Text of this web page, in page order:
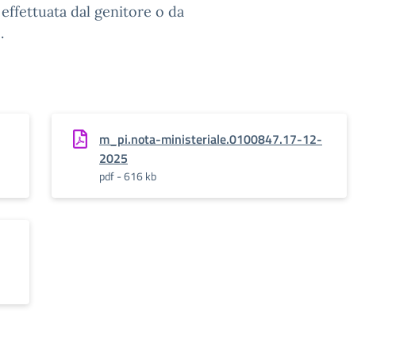
effettuata dal genitore o da
m_pi.nota-ministeriale.0100847.17-12-
2025
pdf - 616 kb